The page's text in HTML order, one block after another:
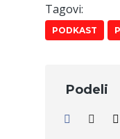
Tagovi:
PODKAST
Podeli